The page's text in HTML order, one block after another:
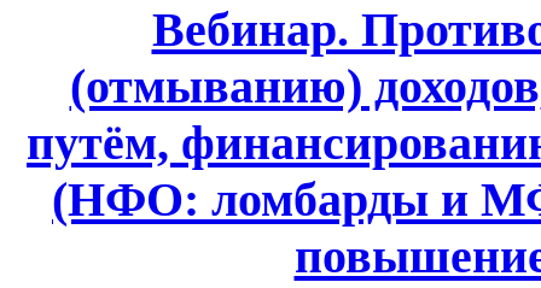
Вебинар.
(отмыванию)
путём,
(НФО: ломбарды и